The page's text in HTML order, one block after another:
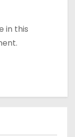
in this